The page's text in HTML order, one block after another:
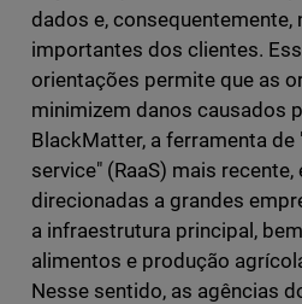
dados e, consequentemente,
importantes dos clientes.
orientações permite que as
minimizem danos causados
BlackMatter, a ferramenta de
service" (RaaS) mais
direcionadas a grandes
a infraestrutura principal,
alimentos e produção
Nesse sentido, as agências